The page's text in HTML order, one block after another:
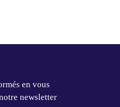
en vous
newsletter